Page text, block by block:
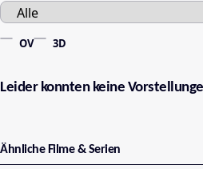
OV 3D
Leider konnten keine
Ähnliche Filme & Serien